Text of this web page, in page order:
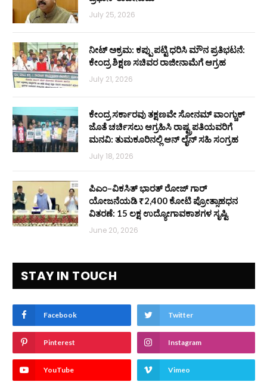
July 25, 2026
ನೀಟ್ ಅಕ್ರಮ: ಕಪ್ಪು ಪಟ್ಟಿ ಧರಿಸಿ ಮೌನ ಪ್ರತಿಭಟನೆ:
ಕೇಂದ್ರ ಶಿಕ್ಷಣ ಸಚಿವರ ರಾಜೀನಾಮೆಗೆ ಆಗ್ರಹ
July 21, 2026
ಕೇಂದ್ರ ಸರ್ಕಾರವು ತಕ್ಷಣವೇ ಸೋನಮ್ ವಾಂಗ್ಚುಕ್
ಜೊತೆ ಚರ್ಚಿಸಲು ಆಗ್ರಹಿಸಿ ರಾಷ್ಟ್ರಪತಿಯವರಿಗೆ
ಮನವಿ: ತುಮಕೂರಿನಲ್ಲಿ ಆನ್‌ ಲೈನ್ ಸಹಿ ಸಂಗ್ರಹ
July 18, 2026
ಪಿಎಂ–ವಿಕಸಿತ್ ಭಾರತ್ ರೋಜ್‌ ಗಾರ್
ಯೋಜನೆಯಡಿ ₹2,400 ಕೋಟಿ ಪ್ರೋತ್ಸಾಹಧನ
ವಿತರಣೆ: 15 ಲಕ್ಷ ಉದ್ಯೋಗಾವಕಾಶಗಳ ಸೃಷ್ಟಿ
June 20, 2026
STAY IN TOUCH
Facebook Twitter
Pinterest Instagram
YouTube Vimeo